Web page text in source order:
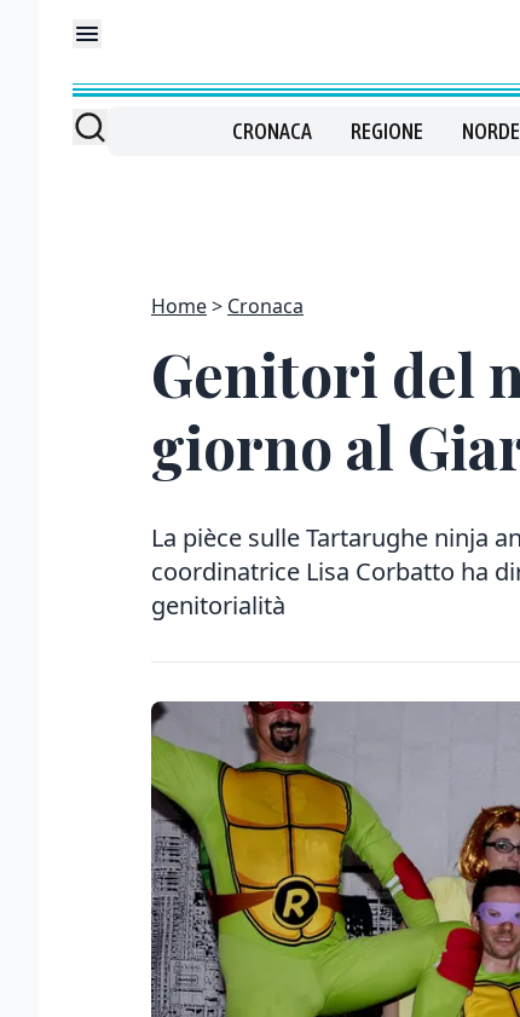
CRONACA REGIONE
Home Cronaca
Genitori del
giorno al
La pièce sulle Tartarughe ninja
coordinatrice Lisa Corbatto ha
genitorialità